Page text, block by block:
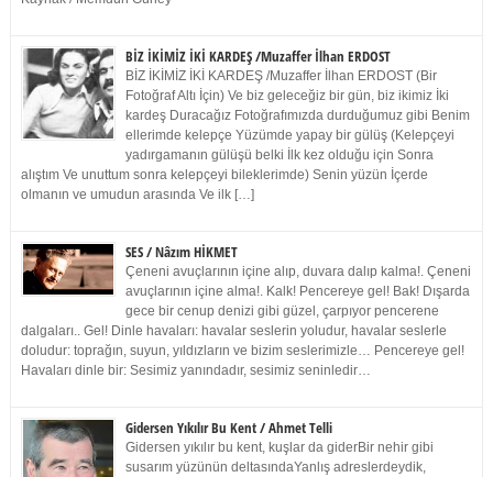
BİZ İKİMİZ İKİ KARDEŞ /Muzaffer İlhan ERDOST
BİZ İKİMİZ İKİ KARDEŞ /Muzaffer İlhan ERDOST (Bir
Fotoğraf Altı İçin) Ve biz geleceğiz bir gün, biz ikimiz İki
kardeş Duracağız Fotoğrafımızda durduğumuz gibi Benim
ellerimde kelepçe Yüzümde yapay bir gülüş (Kelepçeyi
yadırgamanın gülüşü belki İlk kez olduğu için Sonra
alıştım Ve unuttum sonra kelepçeyi bileklerimde) Senin yüzün İçerde
olmanın ve umudun arasında Ve ilk […]
SES / Nâzım HİKMET
Çeneni avuçlarının içine alıp, duvara dalıp kalma!. Çeneni
avuçlarının içine alma!. Kalk! Pencereye gel! Bak! Dışarda
gece bir cenup denizi gibi güzel, çarpıyor pencerene
dalgaları.. Gel! Dinle havaları: havalar seslerin yoludur, havalar seslerle
doludur: toprağın, suyun, yıldızların ve bizim seslerimizle… Pencereye gel!
Havaları dinle bir: Sesimiz yanındadır, sesimiz seninledir…
Gidersen Yıkılır Bu Kent / Ahmet Telli
Gidersen yıkılır bu kent, kuşlar da giderBir nehir gibi
susarım yüzünün deltasındaYanlış adreslerdeydik,